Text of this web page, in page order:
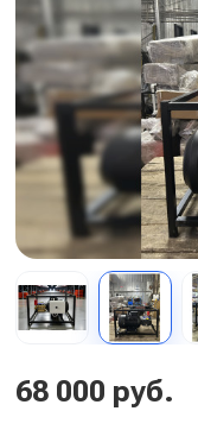
68 000 руб.